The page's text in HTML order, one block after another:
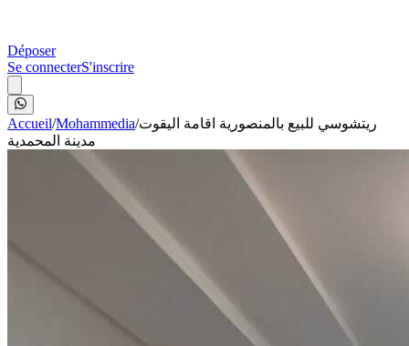
Déposer
Se connecterS'inscrire
Accueil/Mohammedia/ريتشوسي للبيع بالمنصورية اقامة اليقوت
مدينة المحمدية